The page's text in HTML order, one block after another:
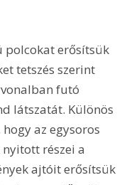
polcokat erősítsük
tetszés szerint
futó
látszatát. Különös
az egysoros
részei a
ajtóit erősítsük